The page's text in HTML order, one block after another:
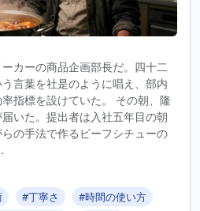
カーの商品企画部長だ。四十二
言葉を社是のように唱え、部内
指標を設けていた。 その朝、隆
いた。提出者は入社五年目の朝
の手法で作るビーフシチューの
#丁寧さ
#時間の使い方